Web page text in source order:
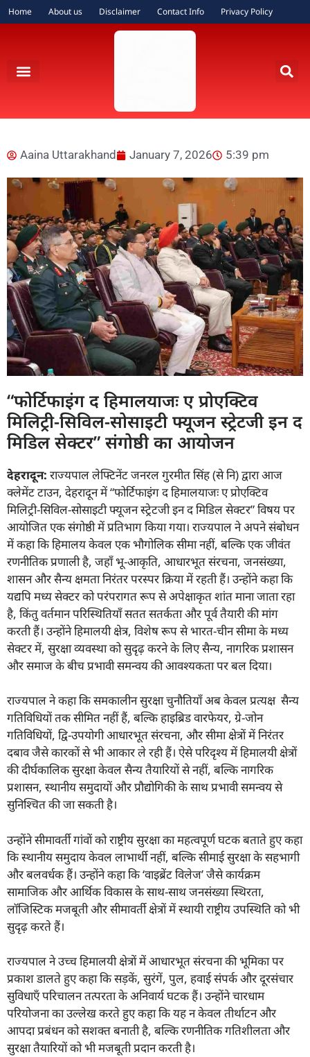
Home About us Disclaimer Contact Info Privacy Policy
Aaina Uttarakhand January 7, 2026 5:39 pm
“फोर्टिफाइंग द हिमालयाजः ए प्रोएक्टिव
मिलिट्री-सिविल-सोसाइटी फ्यूजन स्ट्रेटजी इन द
मिडिल सेक्टर” संगोष्ठी का आयोजन
देहरादून: राज्यपाल लेफ्टिनेंट जनरल गुरमीत सिंह (से नि) द्वारा आज
क्लेमेंट टाउन, देहरादून में “फोर्टिफाइंग द हिमालयाजः ए प्रोएक्टिव
मिलिट्री-सिविल-सोसाइटी फ्यूजन स्ट्रेटजी इन द मिडिल सेक्टर” विषय पर
आयोजित एक संगोष्ठी में प्रतिभाग किया गया। राज्यपाल ने अपने संबोधन
में कहा कि हिमालय केवल एक भौगोलिक सीमा नहीं, बल्कि एक जीवंत
रणनीतिक प्रणाली है, जहाँ भू-आकृति, आधारभूत संरचना, जनसंख्या,
शासन और सैन्य क्षमता निरंतर परस्पर क्रिया में रहती हैं। उन्होंने कहा कि
यद्यपि मध्य सेक्टर को परंपरागत रूप से अपेक्षाकृत शांत माना जाता रहा
है, किंतु वर्तमान परिस्थितियाँ सतत सतर्कता और पूर्व तैयारी की मांग
करती हैं। उन्होंने हिमालयी क्षेत्र, विशेष रूप से भारत-चीन सीमा के मध्य
सेक्टर में, सुरक्षा व्यवस्था को सुदृढ़ करने के लिए सैन्य, नागरिक प्रशासन
और समाज के बीच प्रभावी समन्वय की आवश्यकता पर बल दिया।
राज्यपाल ने कहा कि समकालीन सुरक्षा चुनौतियाँ अब केवल प्रत्यक्ष सैन्य
गतिविधियों तक सीमित नहीं हैं, बल्कि हाइब्रिड वारफेयर, ग्रे-जोन
गतिविधियों, द्वि-उपयोगी आधारभूत संरचना, और सीमा क्षेत्रों में निरंतर
दबाव जैसे कारकों से भी आकार ले रही हैं। ऐसे परिदृश्य में हिमालयी क्षेत्रों
की दीर्घकालिक सुरक्षा केवल सैन्य तैयारियों से नहीं, बल्कि नागरिक
प्रशासन, स्थानीय समुदायों और प्रौद्योगिकी के साथ प्रभावी समन्वय से
सुनिश्चित की जा सकती है।
उन्होंने सीमावर्ती गांवों को राष्ट्रीय सुरक्षा का महत्वपूर्ण घटक बताते हुए कहा
कि स्थानीय समुदाय केवल लाभार्थी नहीं, बल्कि सीमाई सुरक्षा के सहभागी
और बलवर्धक हैं। उन्होंने कहा कि ‘वाइब्रेंट विलेज’ जैसे कार्यक्रम
सामाजिक और आर्थिक विकास के साथ-साथ जनसंख्या स्थिरता,
लॉजिस्टिक मजबूती और सीमावर्ती क्षेत्रों में स्थायी राष्ट्रीय उपस्थिति को भी
सुदृढ़ करते हैं।
राज्यपाल ने उच्च हिमालयी क्षेत्रों में आधारभूत संरचना की भूमिका पर
प्रकाश डालते हुए कहा कि सड़कें, सुरंगें, पुल, हवाई संपर्क और दूरसंचार
सुविधाएँ परिचालन तत्परता के अनिवार्य घटक हैं। उन्होंने चारधाम
परियोजना का उल्लेख करते हुए कहा कि यह न केवल तीर्थाटन और
आपदा प्रबंधन को सशक्त बनाती है, बल्कि रणनीतिक गतिशीलता और
सुरक्षा तैयारियों को भी मजबूती प्रदान करती है।